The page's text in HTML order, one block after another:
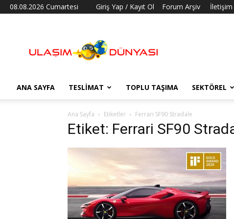
08.08.2026 Cumartesi Giriş Yap / Kayıt Ol Forum Arşiv İletişim
Dünyası
ANA SAYFA TESLIMAT TOPLU TAŞIMA SEKTÖREL
Ana Sayfa Etiketler Ferrari SF90 Stradale
Etiket: Ferrari SF90